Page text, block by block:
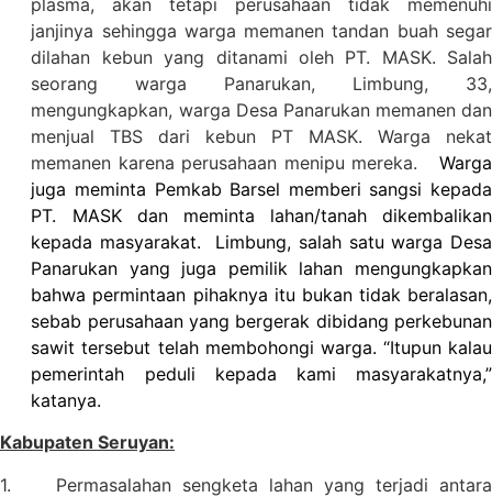
janjinya sehingga warga memanen tandan buah segar
dilahan kebun yang ditanami oleh PT. MASK. Salah
seorang warga Panarukan, Limbung, 33,
mengungkapkan, warga Desa Panarukan memanen dan
menjual TBS dari kebun PT MASK. Warga nekat
memanen karena perusahaan menipu mereka.
Warga
juga meminta Pemkab Barsel memberi sangsi kepada
PT. MASK dan meminta lahan/tanah dikembalikan
kepada masyarakat.
Limbung, salah satu warga Desa
Panarukan yang juga pemilik lahan mengungkapkan
bahwa permintaan pihaknya itu bukan tidak beralasan,
sebab perusahaan yang bergerak dibidang perkebunan
sawit tersebut telah membohongi warga. “Itupun kalau
pemerintah peduli kepada kami masyarakatnya,”
katanya.
Kabupaten Seruyan:
1.
Permasalahan sengketa lahan yang terjadi antara